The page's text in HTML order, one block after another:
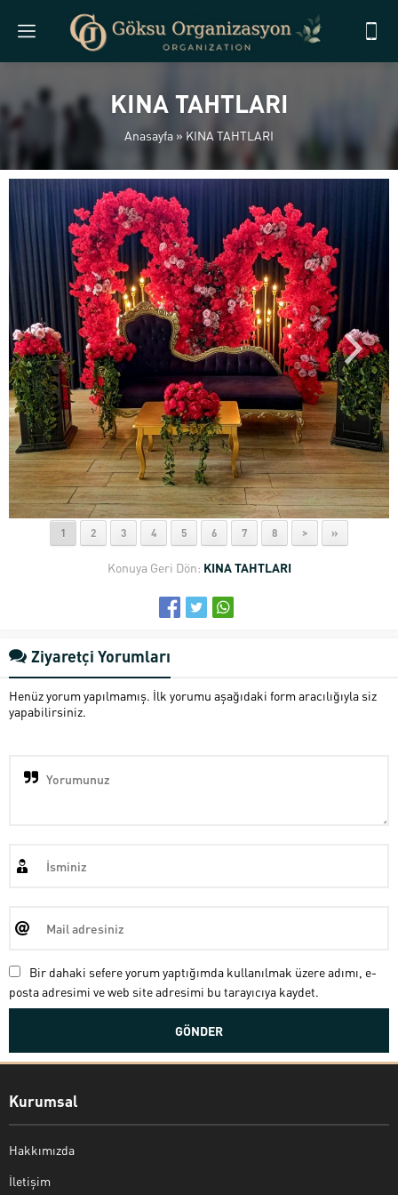
KINA TAHTLARI
Anasayfa » KINA TAHTLARI
1 2 3 4 5 6 7 8 > »
Konuya Geri Dön: KINA TAHTLARI
Ziyaretçi Yorumları
Henüz yorum yapılmamış. İlk yorumu aşağıdaki form aracılığıyla siz
yapabilirsiniz.
Bir dahaki sefere yorum yaptığımda kullanılmak üzere adımı, e-
posta adresimi ve web site adresimi bu tarayıcıya kaydet.
Kurumsal
Hakkımızda
İletişim